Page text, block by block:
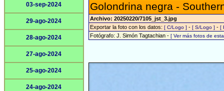
03-sep-2024
29-ago-2024
28-ago-2024
27-ago-2024
25-ago-2024
24-ago-2024
Golondrina negra -
Archivo: 20250220/7105_jst_3.jpg
Exportar la foto con los datos: [ C/Logo ] - [ S/Logo ] - [
Fotógrafo: J. Simón Tagtachian - [ Ver más fotos de